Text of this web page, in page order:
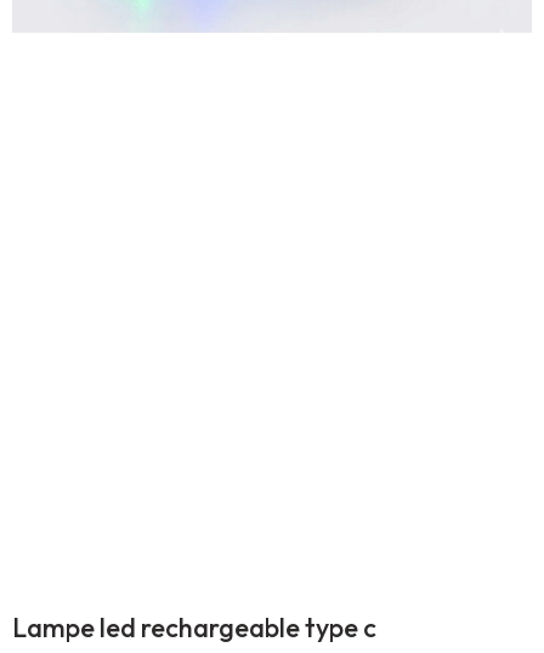
Lampe led rechargeable type c